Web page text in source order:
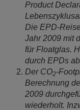
Product
Die EPD-
Jahr 2009 mit
für Floatglas.
durch EPDs
Der CO2-
Berechnung
2009
wiederholt.